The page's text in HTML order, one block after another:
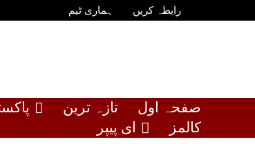
رابطہ کریں ہماری ٹیم
صفحہ اول تازہ ترین
کالمز
ای پیپر